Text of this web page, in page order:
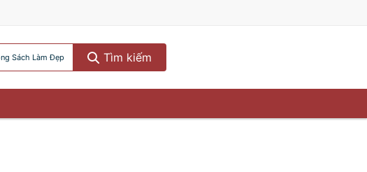
Sách Làm Đẹp Tìm kiếm